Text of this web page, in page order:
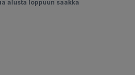
alusta loppuun saakka